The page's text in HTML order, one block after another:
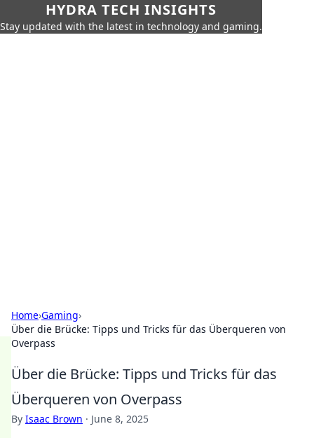
HYDRA TECH INSIGHTS
Stay updated with the latest in technology and gaming.
Home›Gaming›
Über die Brücke: Tipps und Tricks für das Überqueren von
Overpass
Über die Brücke: Tipps und Tricks für das
Überqueren von Overpass
By Isaac Brown · June 8, 2025